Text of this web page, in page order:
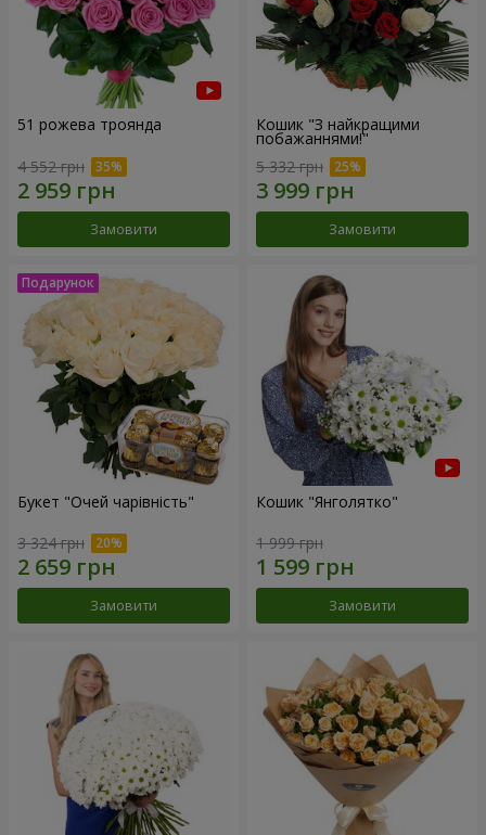
51 рожева троянда
4 552 грн
Замовити
Кошик "З найкращими
побажаннями!"
5 332 грн
Замовити
Букет "Очей чарівність"
3 324 грн
Замовити
Кошик "Янголятко"
1 999 грн
Замовити